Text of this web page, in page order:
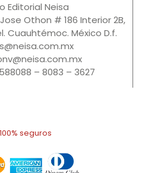
Editorial Neisa
Othon # 186 Interior 2B,
Cuauhtémoc. México D.f.
– 8083 – 3627
seguros